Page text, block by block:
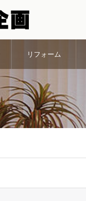
リフォーム